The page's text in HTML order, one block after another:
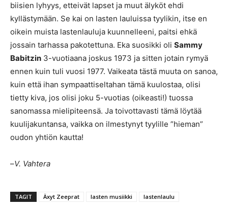
biisien lyhyys, etteivät lapset ja muut älyköt ehdi
kyllästymään. Se kai on lasten lauluissa tyylikin, itse en
oikein muista lastenlauluja kuunnelleeni, paitsi ehkä
jossain tarhassa pakotettuna. Eka suosikki oli Sammy
Babitzin 3-vuotiaana joskus 1973 ja sitten jotain rymyä
ennen kuin tuli vuosi 1977. Vaikeata tästä muuta on sanoa,
kuin että ihan sympaattiseltahan tämä kuulostaa, olisi
tietty kiva, jos olisi joku 5-vuotias (oikeasti!) tuossa
sanomassa mielipiteensä. Ja toivottavasti tämä löytää
kuulijakuntansa, vaikka on ilmestynyt tyylille ”hieman”
oudon yhtiön kautta!
–V. Vahtera
TAGIT Äxyt Zeeprat lasten musiikki lastenlaulu